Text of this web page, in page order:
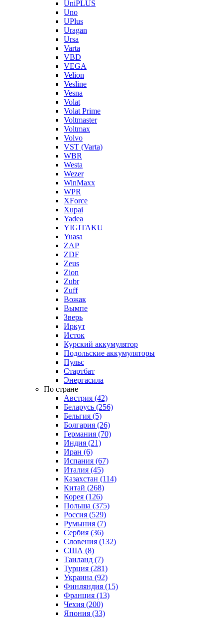
UniPLUS
Uno
UPlus
Uragan
Ursa
Varta
VBD
VEGA
Velion
Vesline
Vesna
Volat
Volat Prime
Voltmaster
Voltmax
Volvo
VST (Varta)
WBR
Westa
Wezer
WinMaxx
WPR
XForce
Xupai
Yadea
YIGITAKU
Yuasa
ZAP
ZDF
Zeus
Zion
Zubr
Zuff
Вожак
Вымпе
Зверь
Иркут
Исток
Курский аккумулятор
Подольские аккумуляторы
Пульс
Стартбат
Энергасила
По стране
Австрия (42)
Беларусь (256)
Бельгия (5)
Болгария (26)
Германия (70)
Индия (21)
Иран (6)
Испания (67)
Италия (45)
Казахстан (114)
Китай (268)
Корея (126)
Польша (375)
Россия (529)
Румыния (7)
Сербия (36)
Словения (132)
США (8)
Таиланд (7)
Турция (281)
Украина (92)
Финляндия (15)
Франция (13)
Чехия (200)
Япония (33)